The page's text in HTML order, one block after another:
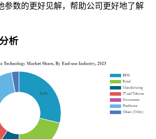
参数的更好见解，帮助公司更好地了解
析